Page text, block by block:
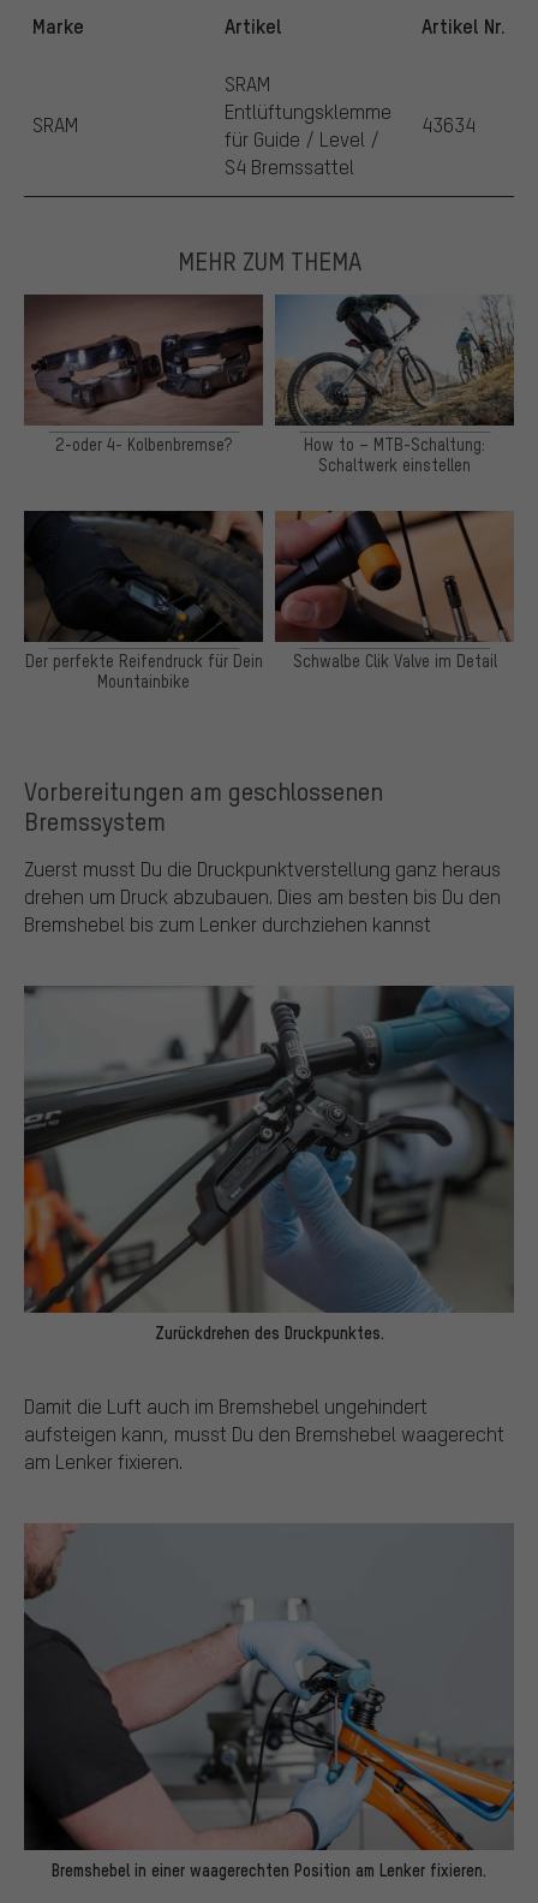
Marke Artikel Artikel Nr.
SRAM
SRAM
Entlüftungsklemme
für Guide / Level /
S4 Bremssattel
43634
MEHR ZUM THEMA
2-oder 4- Kolbenbremse?
How to – MTB-Schaltung:
Schaltwerk einstellen
Der perfekte Reifendruck für Dein
Mountainbike
Schwalbe Clik Valve im Detail
Vorbereitungen am geschlossenen
Bremssystem
Zuerst musst Du die Druckpunktverstellung ganz heraus
drehen um Druck abzubauen. Dies am besten bis Du den
Bremshebel bis zum Lenker durchziehen kannst
Zurückdrehen des Druckpunktes.
Damit die Luft auch im Bremshebel ungehindert
aufsteigen kann, musst Du den Bremshebel waagerecht
am Lenker fixieren.
Bremshebel in einer waagerechten Position am Lenker fixieren.